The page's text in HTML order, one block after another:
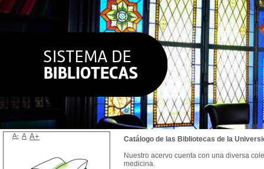
Catálogo de las Bibliotecas de la
Nuestro acervo cuenta con una diversa
medicina.
A- A A+